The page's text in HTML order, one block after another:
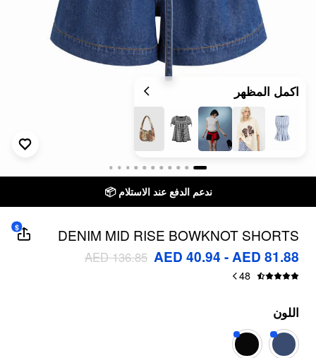
اكمل المظهر
ندعم الدفع عند الاستلام 📦
DENIM MID RISE BOWKNOT SHORTS
AED 40.94 - AED 81.88
AED 136.85
48
$
اللون